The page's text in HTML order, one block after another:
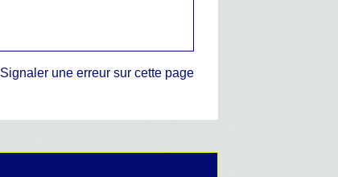
Signaler une erreur sur cette page